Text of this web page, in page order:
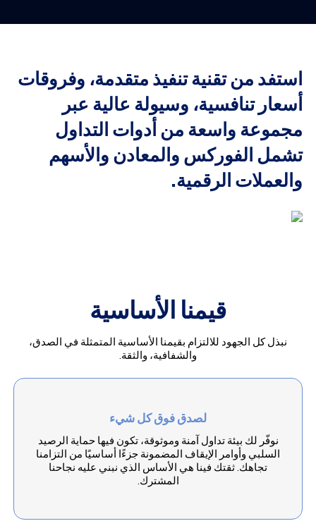
استفد من تقنية تنفيذ متقدمة، وفروقات
أسعار تنافسية، وسيولة عالية عبر
مجموعة واسعة من أدوات التداول
تشمل الفوركس والمعادن والأسهم
والعملات الرقمية.
قيمنا الأساسية
نبذل كل الجهود للالتزام بقيمنا الأساسية المتمثلة في الصدق،
والشفافية، والثقة.
لصدق فوق كل شيء
نوفّر لك بيئة تداول آمنة وموثوقة، تكون فيها حماية الرصيد
السلبي وأوامر الإيقاف المضمونة جزءًا أساسيًا من التزامنا
تجاهك. ثقتك فينا هي الأساس الذي نبني عليه نجاحنا
المشترك.